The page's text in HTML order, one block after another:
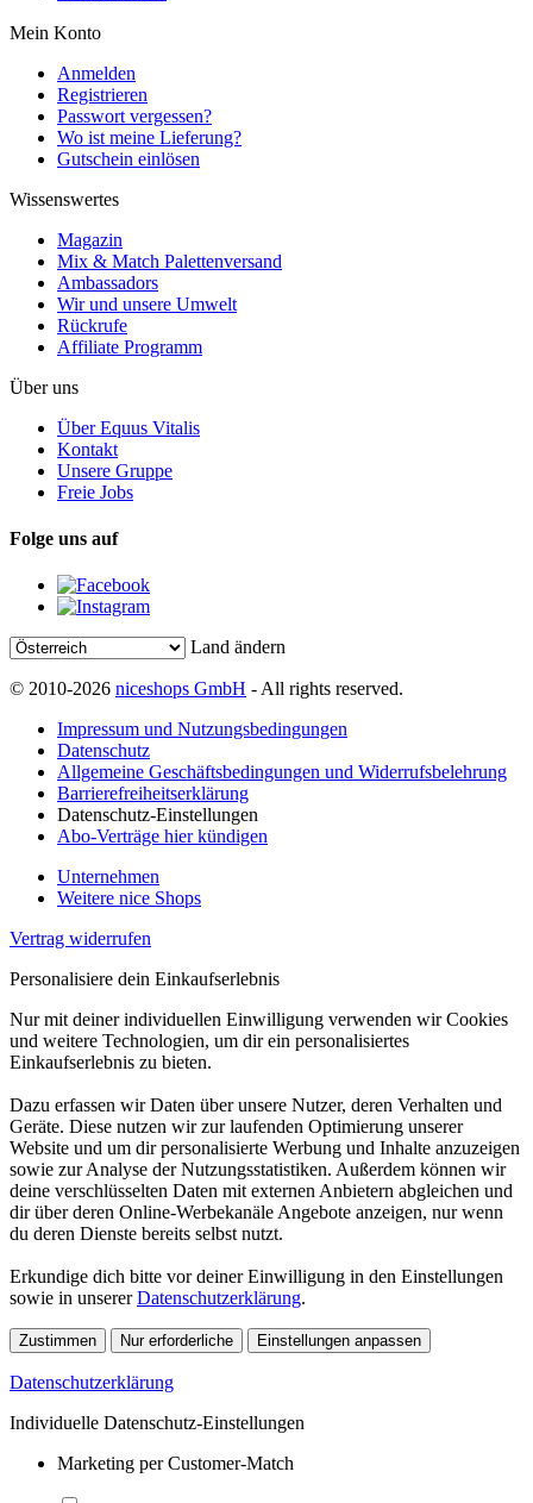
Mein Konto
Anmelden
Registrieren
Passwort vergessen?
Wo ist meine Lieferung?
Gutschein einlösen
Wissenswertes
Magazin
Mix & Match Palettenversand
Ambassadors
Wir und unsere Umwelt
Rückrufe
Affiliate Programm
Über uns
Über Equus Vitalis
Kontakt
Unsere Gruppe
Freie Jobs
Folge uns auf
Land ändern
© 2010-2026 niceshops GmbH - All rights reserved.
Impressum und Nutzungsbedingungen
Datenschutz
Allgemeine Geschäftsbedingungen und Widerrufsbelehrung
Barrierefreiheitserklärung
Datenschutz-Einstellungen
Abo-Verträge hier kündigen
Unternehmen
Weitere nice Shops
Vertrag widerrufen
Personalisiere dein Einkaufserlebnis
Nur mit deiner individuellen Einwilligung verwenden wir Cookies
und weitere Technologien, um dir ein personalisiertes
Einkaufserlebnis zu bieten.
Dazu erfassen wir Daten über unsere Nutzer, deren Verhalten und
Geräte. Diese nutzen wir zur laufenden Optimierung unserer
Website und um dir personalisierte Werbung und Inhalte anzuzeigen
sowie zur Analyse der Nutzungsstatistiken. Außerdem können wir
deine verschlüsselten Daten mit externen Anbietern abgleichen und
dir über deren Online-Werbekanäle Angebote anzeigen, nur wenn
du deren Dienste bereits selbst nutzt.
Erkundige dich bitte vor deiner Einwilligung in den Einstellungen
sowie in unsererDatenschutzerklärung.
Zustimmen Nur erforderliche Einstellungen anpassen
Datenschutzerklärung
Individuelle Datenschutz-Einstellungen
Marketing per Customer-Match